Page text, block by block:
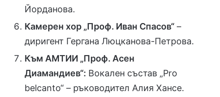
Йорданова.
Камерен хор „Проф. Иван Спасов“ –
диригент Гергана Люцканова-Петрова.
Към АМТИИ „Проф. Асен
Диамандиев“: Вокален състав „Pro
belcanto“ – ръководител Алия Хансе.